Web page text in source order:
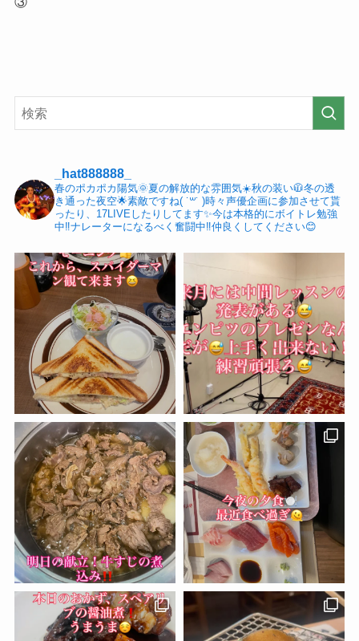
_hat888888_
春のポカポカ陽気🌞夏の解放的な雰囲気☀️秋の装い🧥冬の透
き通った夜空🌟素敵ですね( ˙꒳​˙ )時々声優企画に参加させて貰
ったり、17LIVEしたりしてます✨今は本格的にボイトレ勉強
中‼️ナレーターになるべく奮闘中‼️仲良くしてください😊